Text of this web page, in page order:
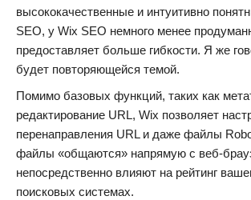
высококачественные и интуитивно
SEO, у Wix SEO немного менее
предоставляет больше гибкости. Я же
будет повторяющейся темой.
Помимо базовых функций, таких как
редактирование URL, Wix позволяет
перенаправления URL и даже файлы
файлы «общаются» напрямую с веб-
непосредственно влияют на рейтинг
поисковых системах.